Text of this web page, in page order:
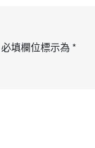
必填欄位標示為 *